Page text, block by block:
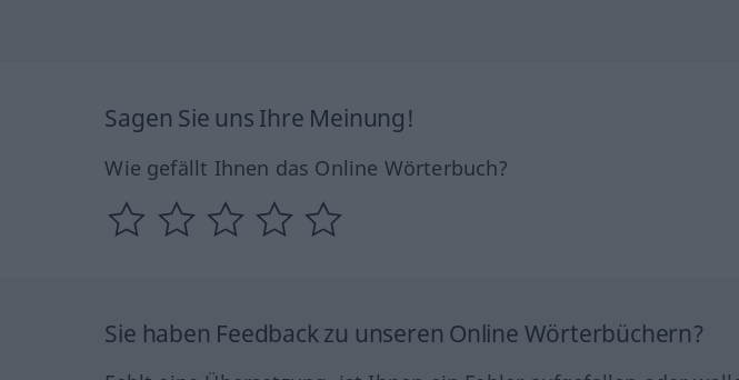
Sagen Sie uns Ihre Meinung!
Wie gefällt Ihnen das Online Wörterbuch?
Sie haben Feedback zu unseren Online Wörterbüchern?